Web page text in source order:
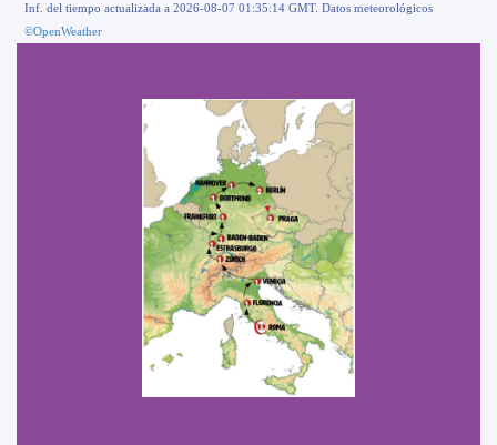
Inf. del tiempo actualizada a 2026-08-07 01:35:14 GMT. Datos meteorológicos
©OpenWeather